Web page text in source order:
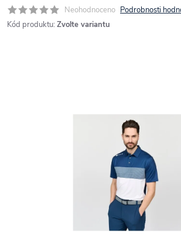
Neohodnoceno Podrobnosti
Kód produktu: Zvolte variantu